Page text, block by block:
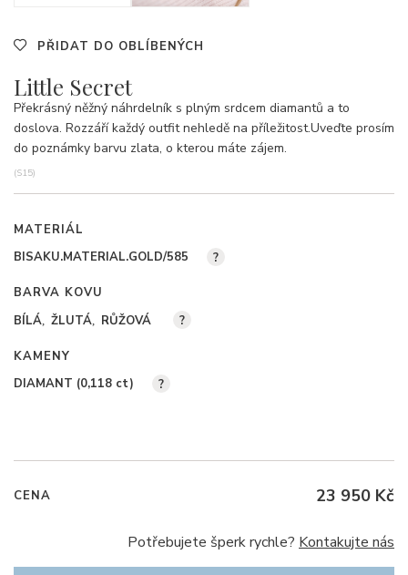
PŘIDAT DO OBLÍBENÝCH
Little Secret
Překrásný něžný náhrdelník s plným srdcem diamantů a to
doslova. Rozzáří každý outfit nehledě na příležitost.Uveďte prosím
do poznámky barvu zlata, o kterou máte zájem.
(S15)
MATERIÁL
BISAKU.MATERIAL.GOLD/585
?
BARVA KOVU
BÍLÁ ŽLUTÁ RŮŽOVÁ ?
KAMENY
DIAMANT (0,118 ct) ?
CENA 23 950 Kč
Potřebujete šperk rychle? Kontakujte nás